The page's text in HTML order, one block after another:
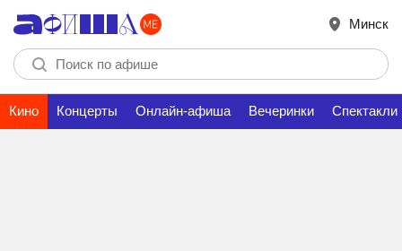
Минск
Кино Концерты Онлайн-афиша Вечеринки Спектакли